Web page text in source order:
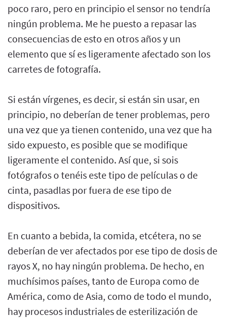
poco raro, pero en principio el sensor no tendría
ningún problema. Me he puesto a repasar las
consecuencias de esto en otros años y un
elemento que sí es ligeramente afectado son los
carretes de fotografía.
Si están vírgenes, es decir, si están sin usar, en
principio, no deberían de tener problemas, pero
una vez que ya tienen contenido, una vez que ha
sido expuesto, es posible que se modifique
ligeramente el contenido. Así que, si sois
fotógrafos o tenéis este tipo de películas o de
cinta, pasadlas por fuera de ese tipo de
dispositivos.
En cuanto a bebida, la comida, etcétera, no se
deberían de ver afectados por ese tipo de dosis de
rayos X, no hay ningún problema. De hecho, en
muchísimos países, tanto de Europa como de
América, como de Asia, como de todo el mundo,
hay procesos industriales de esterilización de